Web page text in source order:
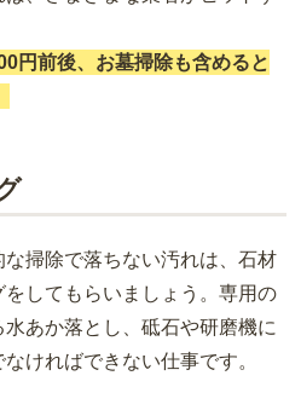
円前後、お墓掃除も含めると
掃除で落ちない汚れは、石材
してもらいましょう。専用の
あか落とし、砥石や研磨機に
ければできない仕事です。